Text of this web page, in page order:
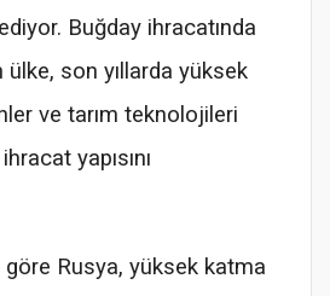
Buğday ihracatında
son yıllarda yüksek
ve tarım teknolojileri
yapısını
göre Rusya, yüksek katma